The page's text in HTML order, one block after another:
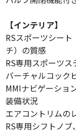
【インテリア】
RSスポーツシー
チ）の質感
RS専用スポーツ
バーチャルコック
MMIナビゲーショ
装備状況
エアコントリムの
RS専用シフトノ